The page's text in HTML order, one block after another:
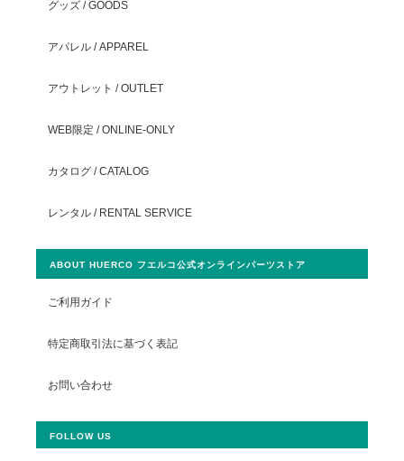
グッズ / GOODS
アパレル / APPAREL
アウトレット / OUTLET
WEB限定 / ONLINE-ONLY
カタログ / CATALOG
レンタル / RENTAL SERVICE
ABOUT HUERCO フエルコ公式オンラインパーツストア
ご利用ガイド
特定商取引法に基づく表記
お問い合わせ
FOLLOW US